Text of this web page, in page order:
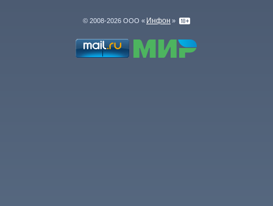
© 2008-2026 ООО « Инфон »